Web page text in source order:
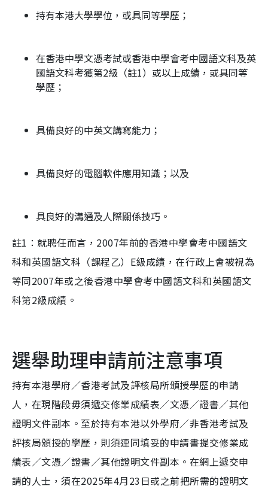
持有本港大學學位，或具同等學歷；
在香港中學文憑考試或香港中學會考中國語文科及英
國語文科考獲第2級（註1）或以上成績，或具同等
學歷；
具備良好的中英文講寫能力；
具備良好的電腦軟件應用知識；以及
具良好的溝通及人際關係技巧。
註1：就聘任而言，2007年前的香港中學會考中國語文
科和英國語文科（課程乙）E級成績，在行政上會被視為
等同2007年或之後香港中學會考中國語文科和英國語文
科第2級成績。
選舉助理申請前注意事項
持有本港學府／香港考試及評核局所頒授學歷的申請
人，在現階段毋須遞交修業成績表／文憑／證書／其他
證明文件副本。至於持有本港以外學府／非香港考試及
評核局頒授的學歷，則須連同填妥的申請書提交修業成
績表／文憑／證書／其他證明文件副本。在網上遞交申
請的人士，須在2025年4月23日或之前把所需的證明文